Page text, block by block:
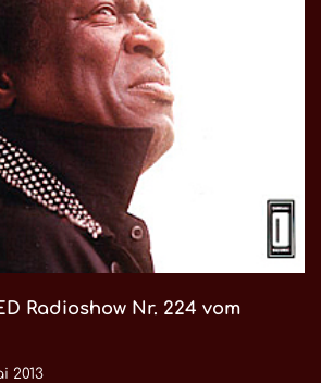
Radioshow Nr. 224 vom
2013